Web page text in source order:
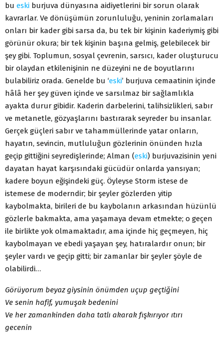
bu eski burjuva dünyasına aidiyetlerini bir sorun olarak
kavrarlar. Ve dönüşümün zorunluluğu, yeninin zorlamaları
onları bir kader gibi sarsa da, bu tek bir kişinin kaderiymiş gibi
görünür okura; bir tek kişinin başına gelmiş, gelebilecek bir
şey gibi. Toplumun, sosyal çevrenin, sarsıcı, kader oluşturucu
bir olaydan etkilenişinin ne düzeyini ne de boyutlarını
bulabiliriz orada. Genelde bu ‘eski’ burjuva cemaatinin içinde
hâlâ her şey güven içinde ve sarsılmaz bir sağlamlıkla
ayakta durur gibidir. Kaderin darbelerini, talihsizlikleri, sabır
ve metanetle, gözyaşlarını bastırarak seyreder bu insanlar.
Gerçek güçleri sabır ve tahammüllerinde yatar onların,
hayatın, sevincin, mutluluğun gözlerinin önünden hızla
geçip gittiğini seyredişlerinde; Alman (eski) burjuvazisinin yeni
dayatan hayat karşısındaki gücüdür onlarda yansıyan;
kadere boyun eğişindeki güç. Öyleyse Storm istese de
istemese de moderndir; bir şeyler gözlerden yitip
kaybolmakta, birileri de bu kaybolanın arkasından hüzünlü
gözlerle bakmakta, ama yaşamaya devam etmekte; o geçen
ile birlikte yok olmamaktadır, ama içinde hiç geçmeyen, hiç
kaybolmayan ve ebedi yaşayan şey, hatıralardır onun; bir
şeyler vardı ve geçip gitti; bir zamanlar bir şeyler şöyle de
olabilirdi…
Görüyorum beyaz giysinin önümden uçup geçtiğini
Ve senin hafif, yumuşak bedenini
Ve her zamankinden daha tatlı akarak fışkırıyor ıtırı
gecenin